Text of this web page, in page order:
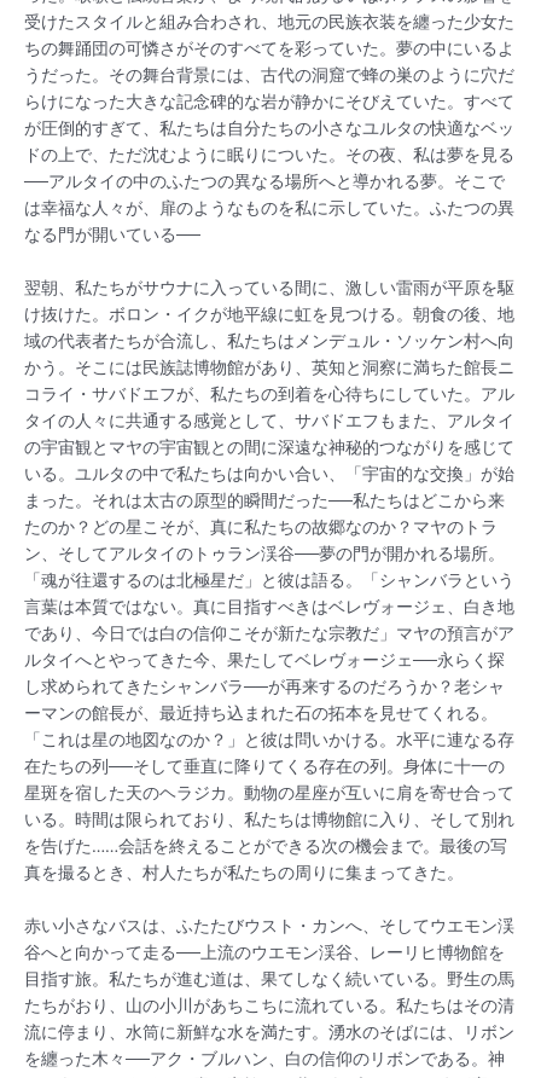
受けたスタイルと組み合わされ、地元の民族衣装を纏った少女た
ちの舞踊団の可憐さがそのすべてを彩っていた。夢の中にいるよ
うだった。その舞台背景には、古代の洞窟で蜂の巣のように穴だ
らけになった大きな記念碑的な岩が静かにそびえていた。すべて
が圧倒的すぎて、私たちは自分たちの小さなユルタの快適なベッ
ドの上で、ただ沈むように眠りについた。その夜、私は夢を見る
──アルタイの中のふたつの異なる場所へと導かれる夢。そこで
は幸福な人々が、扉のようなものを私に示していた。ふたつの異
なる門が開いている──
翌朝、私たちがサウナに入っている間に、激しい雷雨が平原を駆
け抜けた。ボロン・イクが地平線に虹を見つける。朝食の後、地
域の代表者たちが合流し、私たちはメンデュル・ソッケン村へ向
かう。そこには民族誌博物館があり、英知と洞察に満ちた館長ニ
コライ・サバドエフが、私たちの到着を心待ちにしていた。アル
タイの人々に共通する感覚として、サバドエフもまた、アルタイ
の宇宙観とマヤの宇宙観との間に深遠な神秘的つながりを感じて
いる。ユルタの中で私たちは向かい合い、「宇宙的な交換」が始
まった。それは太古の原型的瞬間だった──私たちはどこから来
たのか？どの星こそが、真に私たちの故郷なのか？マヤのトラ
ン、そしてアルタイのトゥラン渓谷──夢の門が開かれる場所。
「魂が往還するのは北極星だ」と彼は語る。「シャンバラという
言葉は本質ではない。真に目指すべきはベレヴォージェ、白き地
であり、今日では白の信仰こそが新たな宗教だ」マヤの預言がア
ルタイへとやってきた今、果たしてベレヴォージェ──永らく探
し求められてきたシャンバラ──が再来するのだろうか？老シャ
ーマンの館長が、最近持ち込まれた石の拓本を見せてくれる。
「これは星の地図なのか？」と彼は問いかける。水平に連なる存
在たちの列──そして垂直に降りてくる存在の列。身体に十一の
星斑を宿した天のヘラジカ。動物の星座が互いに肩を寄せ合って
いる。時間は限られており、私たちは博物館に入り、そして別れ
を告げた……会話を終えることができる次の機会まで。最後の写
真を撮るとき、村人たちが私たちの周りに集まってきた。
赤い小さなバスは、ふたたびウスト・カンへ、そしてウエモン渓
谷へと向かって走る──上流のウエモン渓谷、レーリヒ博物館を
目指す旅。私たちが進む道は、果てしなく続いている。野生の馬
たちがおり、山の小川があちこちに流れている。私たちはその清
流に停まり、水筒に新鮮な水を満たす。湧水のそばには、リボン
を纏った木々──アク・ブルハン、白の信仰のリボンである。神